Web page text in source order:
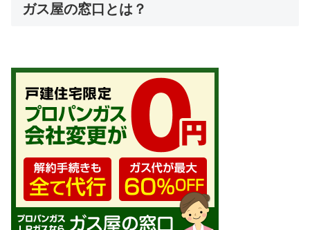
ガス屋の窓口とは？